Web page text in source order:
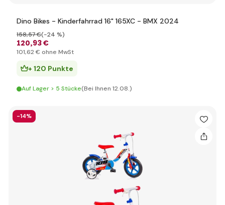
Dino Bikes - Kinderfahrrad 16" 165XC - BMX 2024
120,93 €
158,57 €(-24 %)
101,62 € ohne MwSt
+ 120 Punkte
Auf Lager > 5 Stücke(Bei Ihnen 12.08.)
-14%